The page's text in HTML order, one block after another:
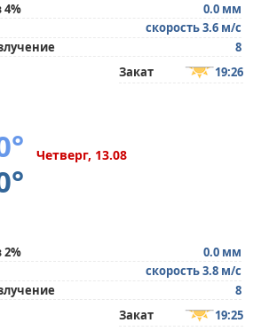
4%
0.0 мм
скорость 3.6 м/с
8
Закат 19:26
Четверг, 13.08
2%
0.0 мм
скорость 3.8 м/с
8
Закат 19:25